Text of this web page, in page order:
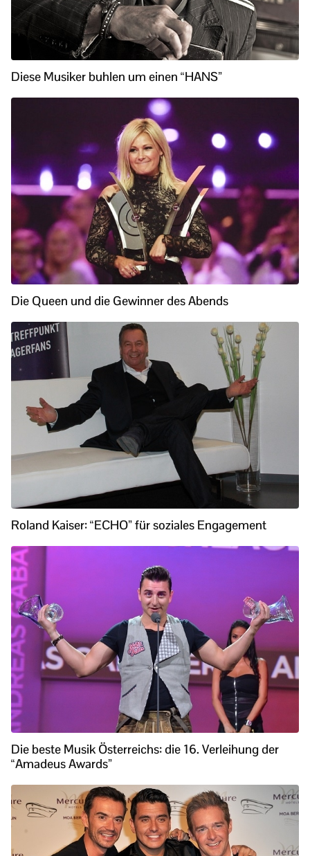
Diese Musiker buhlen um einen “HANS”
Die Queen und die Gewinner des Abends
Roland Kaiser: “ECHO” für soziales Engagement
Die beste Musik Österreichs: die 16. Verleihung der
“Amadeus Awards”